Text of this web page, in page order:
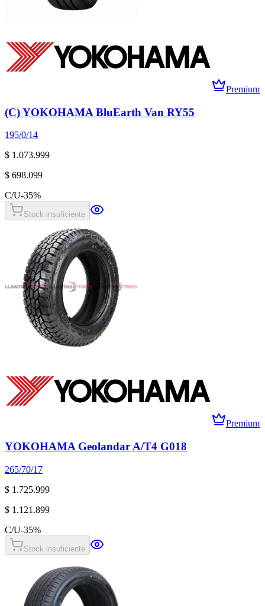
Premium
(C) YOKOHAMA BluEarth Van RY55
195/0/14
$ 1.073.999
$ 698.099
C/U-35%
Stock insuficiente
Premium
YOKOHAMA Geolandar A/T4 G018
265/70/17
$ 1.725.999
$ 1.121.899
C/U-35%
Stock insuficiente